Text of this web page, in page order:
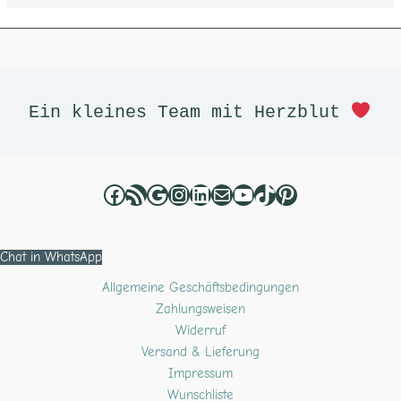
Ein kleines Team mit Herzblut
Chat in WhatsApp
Allgemeine Geschäftsbedingungen
Zahlungsweisen
Widerruf
Versand & Lieferung
Impressum
Wunschliste